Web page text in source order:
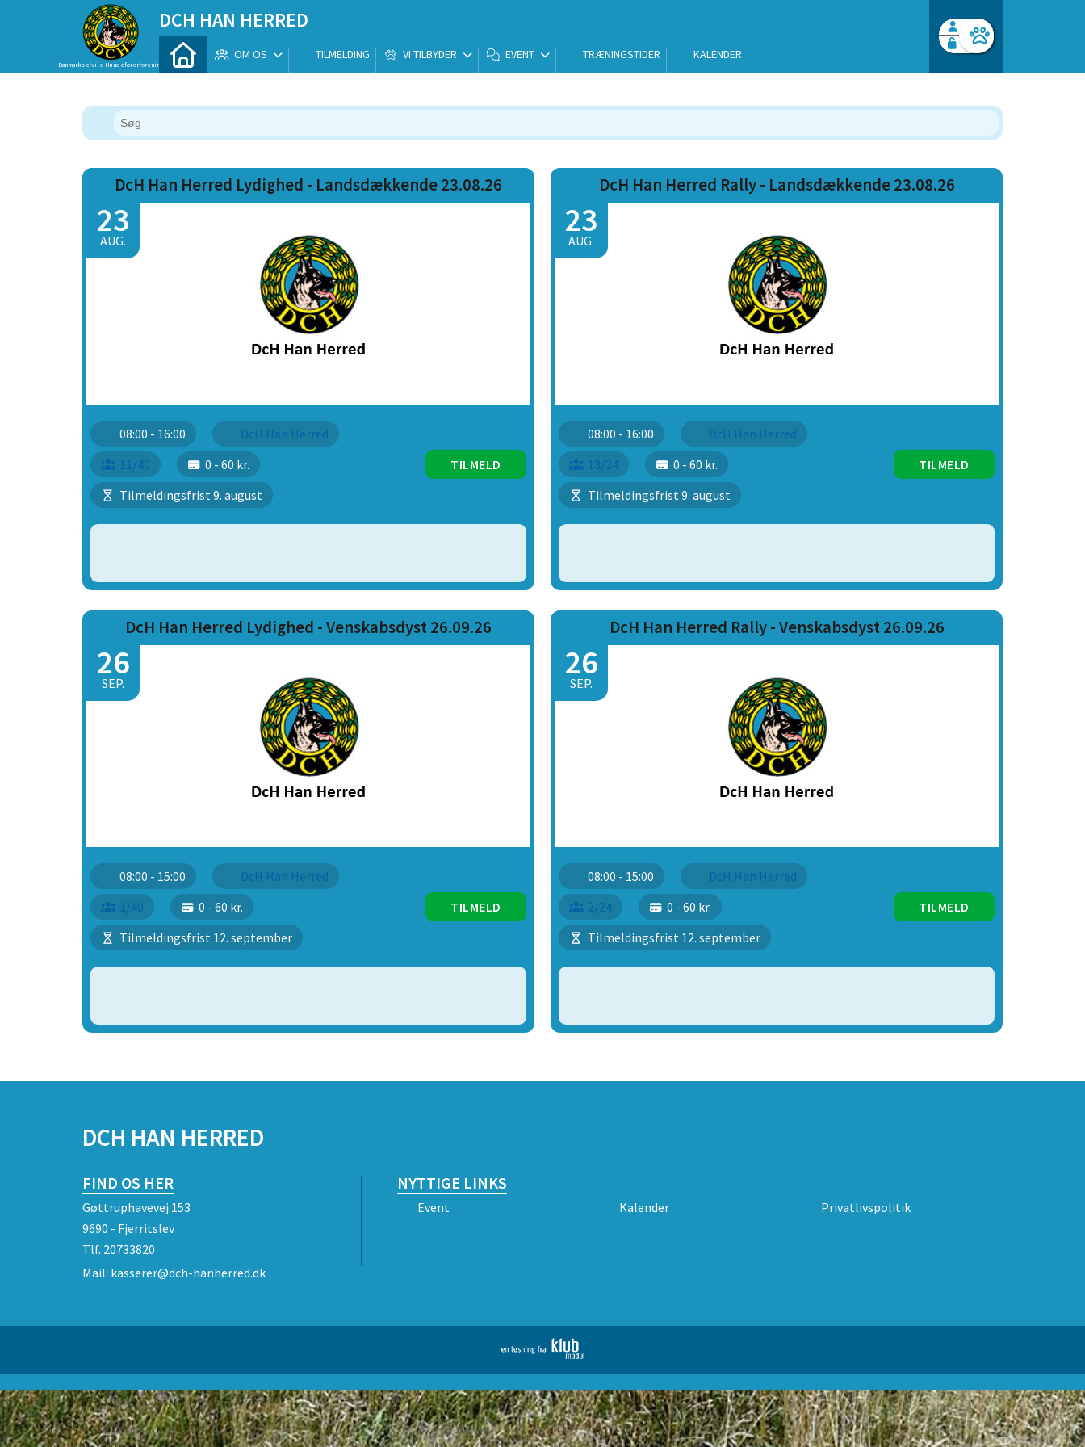
DCH HAN HERRED
Danmarks civile Hundeførerforening
OM OS TILMELDING VI TILBYDER EVENT TRÆNINGSTIDER KALENDER
Log ind
DcH Han Herred Lydighed - Landsdækkende 23.08.26
23
AUG.
08:00 - 16:00
DcH Han Herred
11/40
0 - 60 kr.
Tilmeldingsfrist 9. august
TILMELD
DcH Han Herred Rally - Landsdækkende 23.08.26
23
AUG.
08:00 - 16:00
DcH Han Herred
13/24
0 - 60 kr.
Tilmeldingsfrist 9. august
TILMELD
DcH Han Herred Lydighed - Venskabsdyst 26.09.26
26
SEP.
08:00 - 15:00
DcH Han Herred
1/40
0 - 60 kr.
Tilmeldingsfrist 12. september
TILMELD
DcH Han Herred Rally - Venskabsdyst 26.09.26
26
SEP.
08:00 - 15:00
DcH Han Herred
2/24
0 - 60 kr.
Tilmeldingsfrist 12. september
TILMELD
DCH HAN HERRED
FIND OS HER
Gøttruphavevej 153
9690 - Fjerritslev
Tlf. 20733820
Mail: kasserer@dch-hanherred.dk
NYTTIGE LINKS
Event Kalender Privatlivspolitik